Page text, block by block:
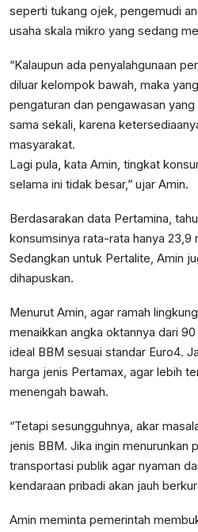
seperti tukang ojek, pengemudi
usaha skala mikro yang sedang
“Kalaupun ada penyalahgunaan
diluar kelompok bawah, maka
pengaturan dan pengawasan
sama sekali, karena
masyarakat.
Lagi pula, kata Amin, tingkat
selama ini tidak besar,” ujar Amin.
Berdasarakan data Pertamina,
konsumsinya rata-rata hanya 23,9
Sedangkan untuk Pertalite, Amin
dihapuskan.
Menurut Amin, agar ramah
menaikkan angka oktannya dari
ideal BBM sesuai standar Euro4.
harga jenis Pertamax, agar lebih
menengah bawah.
“Tetapi sesungguhnya, akar
jenis BBM. Jika ingin menurunkan
transportasi publik agar nyaman
kendaraan pribadi akan jauh
Amin meminta pemerintah